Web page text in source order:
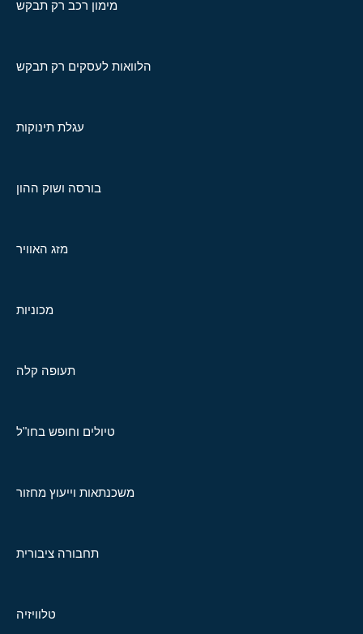
מימון רכב רק תבקש
הלוואות לעסקים רק תבקש
עגלת תינוקות
בורסה ושוק ההון
מזג האוויר
מכוניות
תעופה קלה
טיולים וחופש בחו"ל
משכנתאות וייעוץ מחזור
תחבורה ציבורית
טלוויזיה